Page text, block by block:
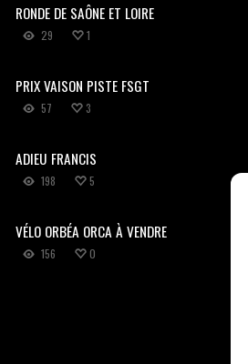
RONDE DE SAÔNE ET LOIRE
29 1
PRIX VAISON PISTE FSGT
57 3
ADIEU FRANCIS
198 5
VÉLO ORBÉA ORCA À VENDRE
156 0